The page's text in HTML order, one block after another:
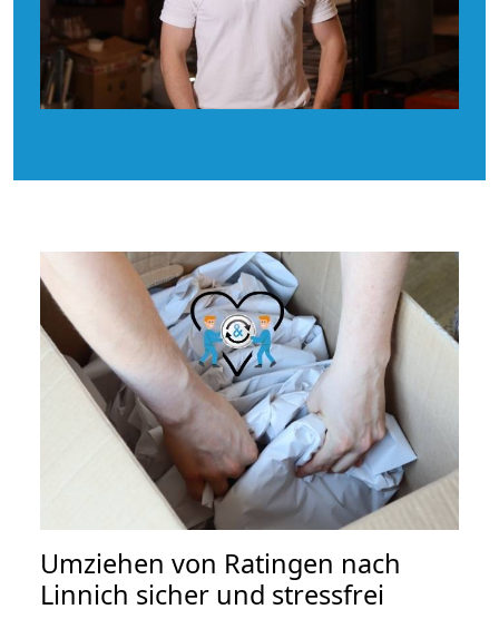
Umziehen von Ratingen nach
Linnich sicher und stressfrei